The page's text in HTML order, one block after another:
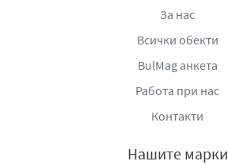
За нас
Всички обекти
BulMag анкета
Работа при нас
Контакти
Нашите марки